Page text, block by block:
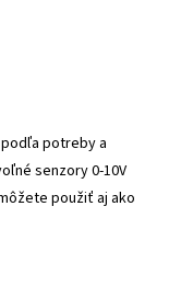
potreby a
senzory 0-10V
použiť aj ako